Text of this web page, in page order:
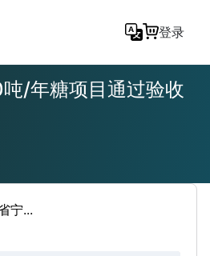
登录
/年糖项目通过验收
宁...